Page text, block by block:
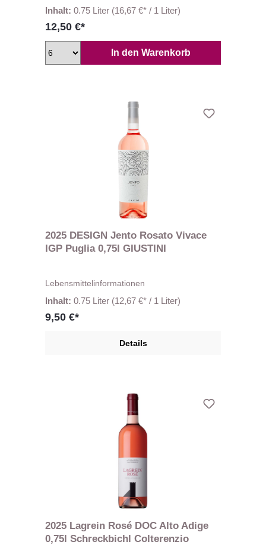
Inhalt: 0.75 Liter (16,67 €* / 1 Liter)
12,50 €*
In den Warenkorb
2025 DESIGN Jento Rosato Vivace
IGP Puglia 0,75l GIUSTINI
Lebensmittelinformationen
Inhalt: 0.75 Liter (12,67 €* / 1 Liter)
9,50 €*
Details
2025 Lagrein Rosé DOC Alto Adige
0,75l Schreckbichl Colterenzio